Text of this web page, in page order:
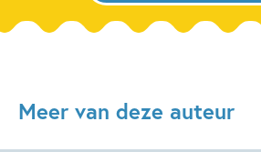
Meer van deze auteur